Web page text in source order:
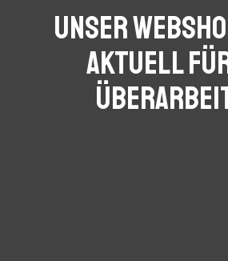
Unser
aktuell für